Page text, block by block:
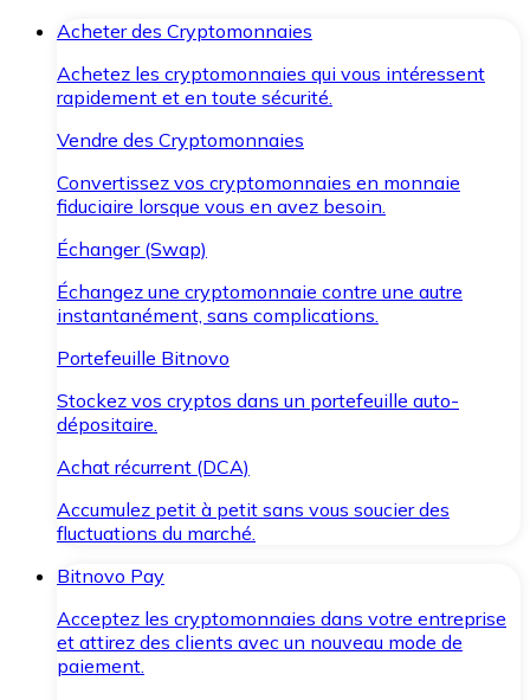
Acheter des Cryptomonnaies
Achetez les cryptomonnaies qui vous intéressent
rapidement et en toute sécurité.
Vendre des Cryptomonnaies
Convertissez vos cryptomonnaies en monnaie
fiduciaire lorsque vous en avez besoin.
Échanger (Swap)
Échangez une cryptomonnaie contre une autre
instantanément, sans complications.
Portefeuille Bitnovo
Stockez vos cryptos dans un portefeuille auto-
dépositaire.
Achat récurrent (DCA)
Accumulez petit à petit sans vous soucier des
fluctuations du marché.
Bitnovo Pay
Acceptez les cryptomonnaies dans votre entreprise
et attirez des clients avec un nouveau mode de
paiement.